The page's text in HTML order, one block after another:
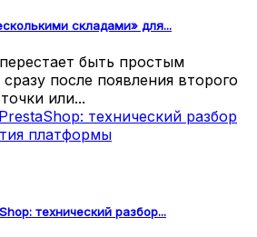
складами» для...
быть простым
после появления второго
или...
технический разбор...